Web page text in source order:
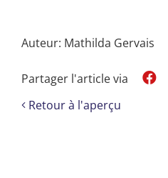
Auteur: Mathilda Gervais
Partager l'article via
Retour à l'aperçu